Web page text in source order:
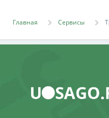
Главная Сервисы